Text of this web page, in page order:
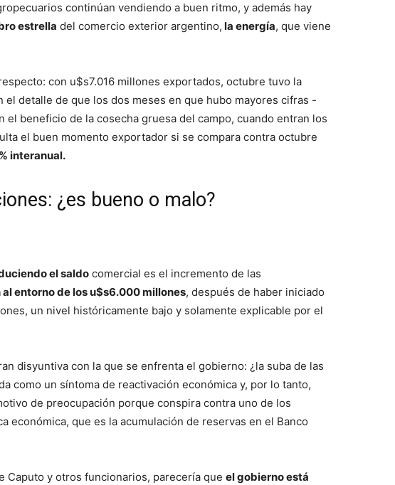
continúan vendiendo a buen ritmo, y además hay
estrella del comercio exterior argentino, la energía, que viene
con u$s7.016 millones exportados, octubre tuvo la
el detalle de que los dos meses en que hubo mayores cifras -
el beneficio de la cosecha gruesa del campo, cuando entran los
el buen momento exportador si se compara contra octubre
interanual.
¿es bueno o malo?
el saldo comercial es el incremento de las
entorno de los u$s6.000 millones, después de haber iniciado
un nivel históricamente bajo y solamente explicable por el
disyuntiva con la que se enfrenta el gobierno: ¿la suba de las
como un síntoma de reactivación económica y, por lo tanto,
de preocupación porque conspira contra uno de los
económica, que es la acumulación de reservas en el Banco
Caputo y otros funcionarios, parecería que el gobierno está